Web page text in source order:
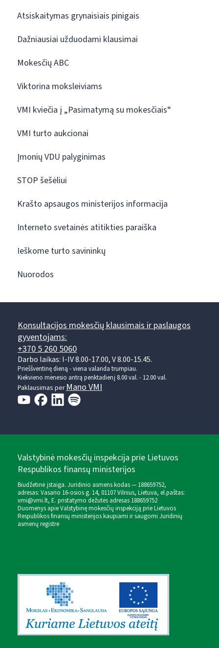
Atsiskaitymas grynaisiais pinigais
Dažniausiai užduodami klausimai
Mokesčių ABC
Viktorina moksleiviams
VMI kviečia į „Pasimatymą su mokesčiais“
VMI turto aukcionai
Įmonių VDU palyginimas
STOP šešėliui
Krašto apsaugos ministerijos informacija
Interneto svetainės atitikties paraiška
Ieškome turto savininkų
Nuorodos
Konsultacijos mokesčių klausimais ir paslaugos
gyventojams:
+370 5 260 5060
Darbo laikas: I-IV 8.00-17.00, V 8.00-15.45.
Prieššventinę dieną - viena valanda trumpiau.
Kiekvieno mėnesio antrą penktadienį 8.00 val. - 12.00 val.
Paklausimas perMano VMI
Valstybinė mokesčių inspekcija prie Lietuvos
Respublikos finansų ministerijos
Biudžetinė įstaiga. Juridinio asmens kodas — 188659752,
adresas: Vasario 16-osios g. 14, 01107 Vilnius, Lietuva, el.paštas:
vmi@vmi.lt, E. pristatymo dėžutės adresas 188659752
Duomenys apie Valstybinę mokesčių inspekciją prie Lietuvos
Respublikos finansų ministerijos kaupiami ir saugomi Juridinių
asmenų registre